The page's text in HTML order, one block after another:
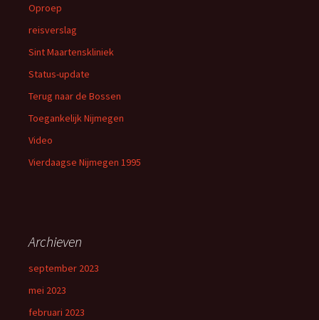
Oproep
reisverslag
Sint Maartenskliniek
Status-update
Terug naar de Bossen
Toegankelijk Nijmegen
Video
Vierdaagse Nijmegen 1995
Archieven
september 2023
mei 2023
februari 2023